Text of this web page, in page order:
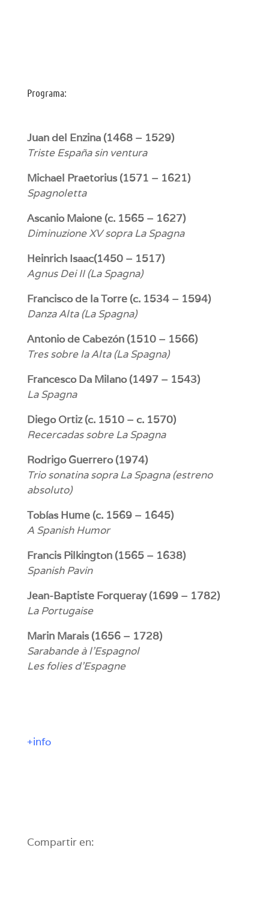
Programa:
Juan del Enzina (1468 – 1529)
Triste España sin ventura
Michael Praetorius (1571 – 1621)
Spagnoletta
Ascanio Maione (c. 1565 – 1627)
Diminuzione XV sopra La Spagna
Heinrich Isaac(1450 – 1517)
Agnus Dei II (La Spagna)
Francisco de la Torre (c. 1534 – 1594)
Danza Alta (La Spagna)
Antonio de Cabezón (1510 – 1566)
Tres sobre la Alta (La Spagna)
Francesco Da Milano (1497 – 1543)
La Spagna
Diego Ortiz (c. 1510 – c. 1570)
Recercadas sobre La Spagna
Rodrigo Guerrero (1974)
Trio sonatina sopra La Spagna (estreno
absoluto)
Tobías Hume (c. 1569 – 1645)
A Spanish Humor
Francis Pilkington (1565 – 1638)
Spanish Pavin
Jean-Baptiste Forqueray (1699 – 1782)
La Portugaise
Marin Marais (1656 – 1728)
Sarabande à l’Espagnol
Les folies d’Espagne
+info
Compartir en: